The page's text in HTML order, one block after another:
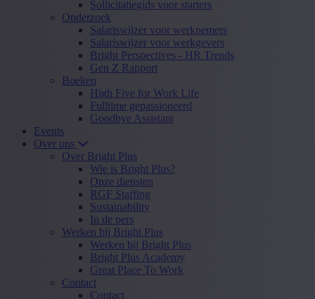
Sollicitatiegids voor starters
Onderzoek
Salariswijzer voor werknemers
Salariswijzer voor werkgevers
Bright Perspectives - HR Trends
Gen Z Rapport
Boeken
High Five for Work Life
Fulltime gepassioneerd
Goodbye Assistant
Events
Over ons
Over Bright Plus
Wie is Bright Plus?
Onze diensten
RGF Staffing
Sustainability
In de pers
Werken bij Bright Plus
Werken bij Bright Plus
Bright Plus Academy
Great Place To Work
Contact
Contact